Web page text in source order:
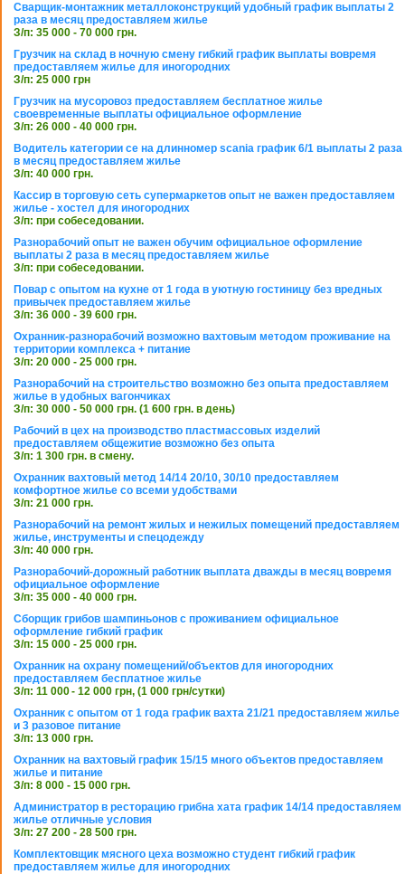
Сварщик-монтажник металлоконструкций удобный график выплаты 2
раза в месяц предоставляем жилье
З/п: 35 000 - 70 000 грн.
Грузчик на склад в ночную смену гибкий график выплаты вовремя
предоставляем жилье для иногородних
З/п: 25 000 грн
Грузчик на мусоровоз предоставляем бесплатное жилье
своевременные выплаты официальное оформление
З/п: 26 000 - 40 000 грн.
Водитель категории се на длинномер scania график 6/1 выплаты 2 раза
в месяц предоставляем жилье
З/п: 40 000 грн.
Кассир в торговую сеть супермаркетов опыт не важен предоставляем
жилье - хостел для иногородних
З/п: при собеседовании.
Разнорабочий опыт не важен обучим официальное оформление
выплаты 2 раза в месяц предоставляем жилье
З/п: при собеседовании.
Повар с опытом на кухне от 1 года в уютную гостиницу без вредных
привычек предоставляем жилье
З/п: 36 000 - 39 600 грн.
Охранник-разнорабочий возможно вахтовым методом проживание на
территории комплекса + питание
З/п: 20 000 - 25 000 грн.
Разнорабочий на строительство возможно без опыта предоставляем
жилье в удобных вагончиках
З/п: 30 000 - 50 000 грн. (1 600 грн. в день)
Рабочий в цех на производство пластмассовых изделий
предоставляем общежитие возможно без опыта
З/п: 1 300 грн. в смену.
Охранник вахтовый метод 14/14 20/10, 30/10 предоставляем
комфортное жилье со всеми удобствами
З/п: 21 000 грн.
Разнорабочий на ремонт жилых и нежилых помещений предоставляем
жилье, инструменты и спецодежду
З/п: 40 000 грн.
Разнорабочий-дорожный работник выплата дважды в месяц вовремя
официальное оформление
З/п: 35 000 - 40 000 грн.
Сборщик грибов шампиньонов с проживанием официальное
оформление гибкий график
З/п: 15 000 - 25 000 грн.
Охранник на охрану помещений/объектов для иногородних
предоставляем бесплатное жилье
З/п: 11 000 - 12 000 грн, (1 000 грн/сутки)
Охранник с опытом от 1 года график вахта 21/21 предоставляем жилье
и 3 разовое питание
З/п: 13 000 грн.
Охранник на вахтовый график 15/15 много объектов предоставляем
жилье и питание
З/п: 8 000 - 15 000 грн.
Администратор в ресторацию грибна хата график 14/14 предоставляем
жилье отличные условия
З/п: 27 200 - 28 500 грн.
Комплектовщик мясного цеха возможно студент гибкий график
предоставляем жилье для иногородних